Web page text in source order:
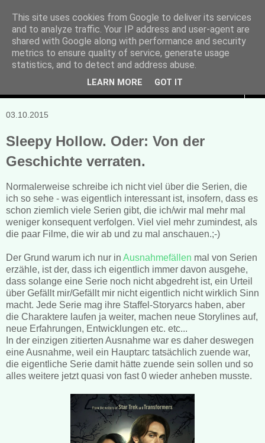
Manuela Sonntag
Bücher, Blogs & mehr
03.10.2015
Sleepy Hollow. Oder: Von der
Geschichte verraten.
Normalerweise schreibe ich nicht viel über die Serien, die
ich so sehe - was eigentlich interessant ist, insofern, dass es
schon ziemlich viele Serien gibt, die ich/wir mal mehr mal
weniger konsequent verfolgen. Viel viel mehr zumindest, als
die paar Filme, die wir ab und zu mal anschauen.;-)
Der Grund warum ich nur in Ausnahmefällen mal von Serien
erzähle, ist der, dass ich eigentlich immer davon ausgehe,
dass solange eine Serie noch nicht abgedreht ist, ein Urteil
über Gefällt mir/Gefällt mir nicht eigentlich nicht wirklich Sinn
macht. Jede Serie mag ihre Staffel-Storyarcs haben, aber
die Charaktere laufen ja weiter, machen neue Storylines auf,
neue Erfahrungen, Entwicklungen etc. etc...
In der einzigen zitierten Ausnahme war es daher deswegen
eine Ausnahme, weil ein Hauptarc tatsächlich zuende war,
die eigentliche Serie damit hätte zuende sein sollen und so
alles weitere jetzt quasi von fast 0 wieder anheben musste.
This site uses cookies from Google to deliver its services
and to analyze traffic. Your IP address and user-agent are
shared with Google along with performance and security
metrics to ensure quality of service, generate usage
statistics, and to detect and address abuse.
LEARN MORE GOT IT